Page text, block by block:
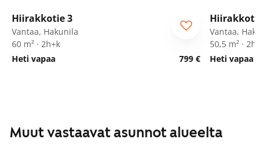
Hiirakkotie 3
Vantaa, Hakunila
60 m² · 2h+k
Heti vapaa
799 €
Hiirakkotie
Vantaa,
50,5 m² ·
Heti vapaa
Muut vastaavat asunnot alueelta